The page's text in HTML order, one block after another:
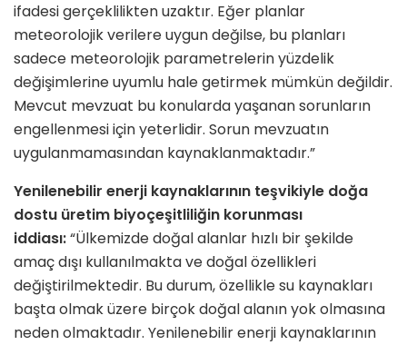
ifadesi gerçeklilikten uzaktır. Eğer planlar
meteorolojik verilere uygun değilse, bu planları
sadece meteorolojik parametrelerin yüzdelik
değişimlerine uyumlu hale getirmek mümkün değildir.
Mevcut mevzuat bu konularda yaşanan sorunların
engellenmesi için yeterlidir. Sorun mevzuatın
uygulanmamasından kaynaklanmaktadır.”
Yenilenebilir enerji kaynaklarının teşvikiyle doğa
dostu üretim biyoçeşitliliğin korunması
iddiası:“Ülkemizde doğal alanlar hızlı bir şekilde
amaç dışı kullanılmakta ve doğal özellikleri
değiştirilmektedir. Bu durum, özellikle su kaynakları
başta olmak üzere birçok doğal alanın yok olmasına
neden olmaktadır. Yenilenebilir enerji kaynaklarının